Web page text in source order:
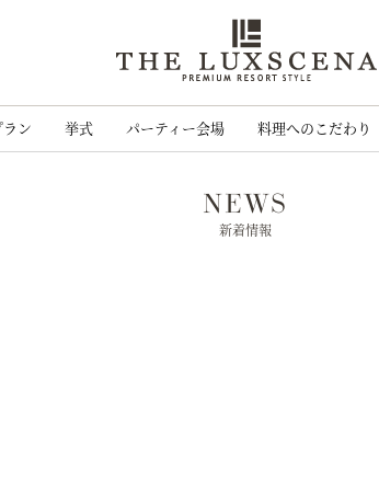
ラン 挙式 パーティー会場 料理へのこだわり
NEWS
新着情報